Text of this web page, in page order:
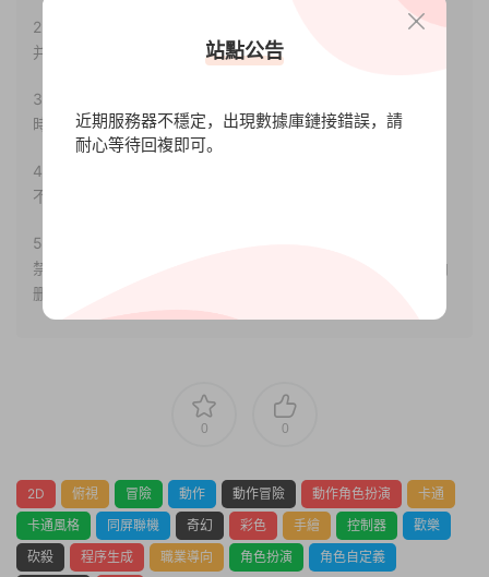
2.若您需要商業運營或用于其他商業活動，請您購買正版授權
并合法使用。
3.如果本站有侵犯、不妥之處的資源，請聯系我們。将會第一
時間解決！
4.本站部分内容均由互聯網收集整理，僅供大家參考、學習，
不存在任何商業目的與商業用途。
5.本站提供的所有資源僅供參考學習使用，版權歸原著所有，
禁止下載本站資源參與任何商業和非法行爲，請于24小時之内
删除!
0 0
2D 俯視 冒險 動作 動作冒險 動作角色扮演
卡通
卡通風格
同屏聯機 奇幻 彩色 手繪 控制器
歡樂
砍殺
程序生成 職業導向 角色扮演
角色自定義
站點公告
近期服務器不穩定，出現數據庫鏈接錯誤，請
耐心等待回複即可。